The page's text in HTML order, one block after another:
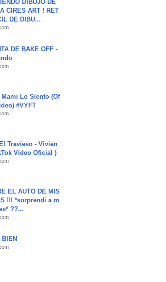
DIBUJO DE
CIRES ART ! RET
DE DIBU...
DE BAKE OFF -
Mami Lo Siento (Of
#VYFT
Travieso - Vivien
Video Oficial )
EL AUTO DE MIS
!!! *sorprendi a m
??...
BIEN